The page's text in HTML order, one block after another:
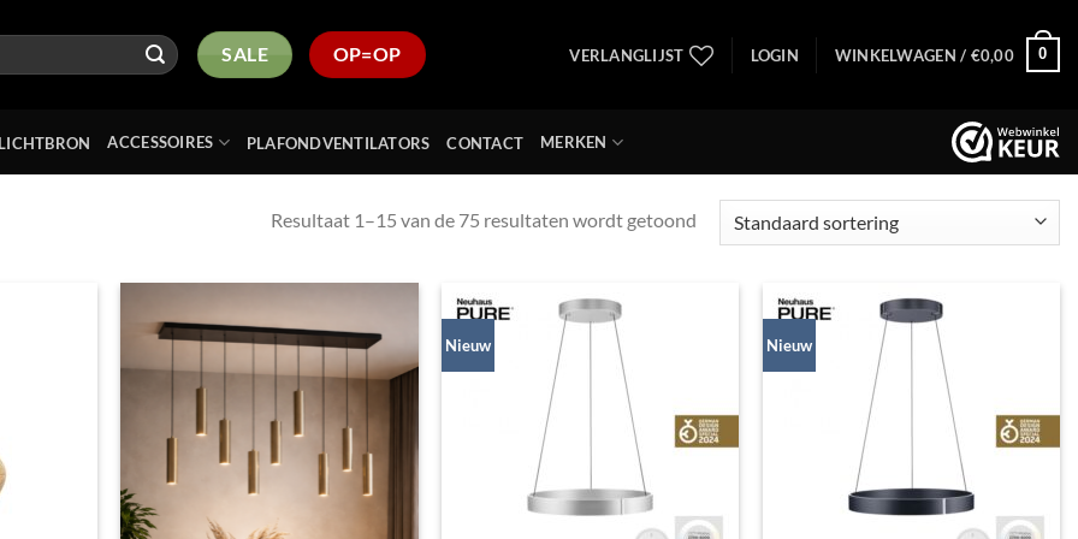
SALE OP=OP VERLANGLIJST LOGIN WINKELWAGEN / €0,00 0
LICHTBRON ACCESSOIRES PLAFONDVENTILATORS CONTACT MERKEN
Resultaat 1–15 van de 75 resultaten wordt getoond
Toevoegen
aan
verlanglijst
Nieuw Nieuw